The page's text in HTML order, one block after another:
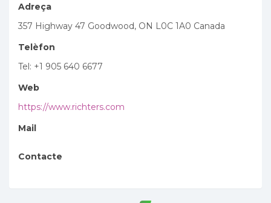
Adreça
357 Highway 47 Goodwood, ON L0C 1A0 Canada
Telèfon
Tel: +1 905 640 6677
Web
https://www.richters.com
Mail
Contacte